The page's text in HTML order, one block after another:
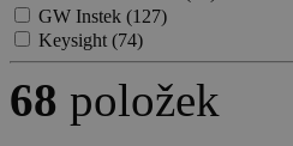
GW Instek (127)
Keysight(74)
68 položek